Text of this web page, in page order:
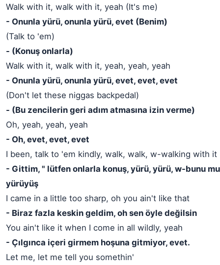
Walk with it, walk with it, yeah (It's me)
- Onunla yürü, onunla yürü, evet (Benim)
(Talk to 'em)
- (Konuş onlarla)
Walk with it, walk with it, yeah, yeah, yeah
- Onunla yürü, onunla yürü, evet, evet, evet
(Don't let these niggas backpedal)
- (Bu zencilerin geri adım atmasına izin verme)
Oh, yeah, yeah, yeah
- Oh, evet, evet, evet
I been, talk to 'em kindly, walk, walk, w-walking with it
- Gittim, " lütfen onlarla konuş, yürü, yürü, w-bunu
yürüyüş
I came in a little too sharp, oh you ain't like that
- Biraz fazla keskin geldim, oh sen öyle değilsin
You ain't like it when I come in all wildly, yeah
- Çılgınca içeri girmem hoşuna gitmiyor, evet.
Let me, let me tell you somethin'